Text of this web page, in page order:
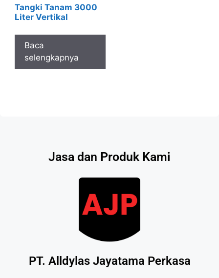
Tangki Tanam 3000
Liter Vertikal
Baca
selengkapnya
Jasa dan Produk Kami
PT. Alldylas Jayatama Perkasa